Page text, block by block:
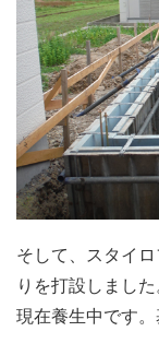
そして、スタイ
りを打設しました
現在養生中です。